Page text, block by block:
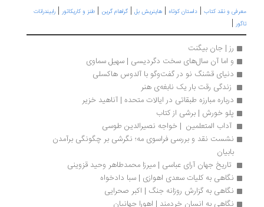
و نقد کتاب|داستان کوتاه|هاینریش بل|گراهام گرین|طنز و کاریکاتور |رابیندرانات
رز | جان بیگنت
و اما آن سال‌های سخت دگردیسی | سهیل سماوی
دنیای قشنگ نو در گفت‌وگو با آلدوس هاکسلی
زندگی رقت بار یک نابغه‌ی هنر
درباره مبارزه طبقاتی در ایالات متحده | آناهید خزیر
پلو خورش | برشی از کتاب
آداب المتعلمین  | خواجه نصیرالدین طوسی
تاریخ جهان آرای عباسی | میرزا محمدطاهر وحید قزوینی
نگاهی به کلیات سعدی اهوازی | سبا دادخواه
نگاهی به گزارش روزانه جنگ | اکبر صحرایی
نگاهی به انسان خردمند | اهورا جهانیان